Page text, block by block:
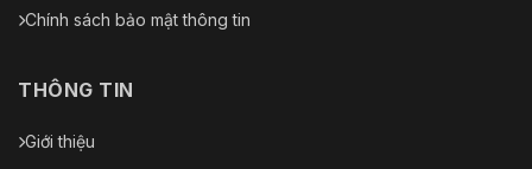
Chính sách bảo mật thông tin
THÔNG TIN
Giới thiệu